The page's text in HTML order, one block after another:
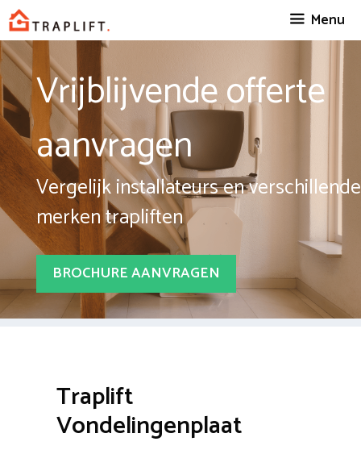
Spring
naar
inhoud
Menu
Vrijblijvende offerte
aanvragen
Vergelijk installateurs en verschillende
merken trapliften
BROCHURE AANVRAGEN
Traplift
Vondelingenplaat